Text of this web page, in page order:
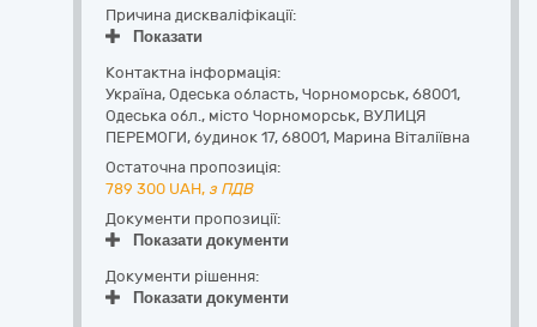
Причина дискваліфікації:
Показати
Контактна інформація:
Україна, Одеська область, Чорноморськ, 68001,
Одеська обл., місто Чорноморськ, ВУЛИЦЯ
ПЕРЕМОГИ, будинок 17, 68001, Марина Віталіївна
Остаточна пропозиція:
789 300 UAH, з ПДВ
Документи пропозиції:
Показати документи
Документи рішення:
Показати документи